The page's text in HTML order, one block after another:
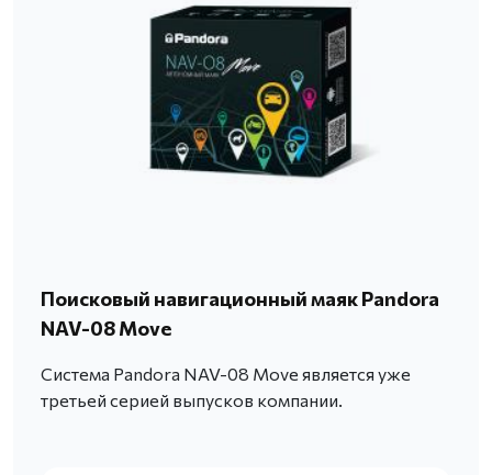
Поисковый навигационный маяк Pandora
NAV-08 Move
Система Pandora NAV-08 Move является уже
третьей серией выпусков компании.